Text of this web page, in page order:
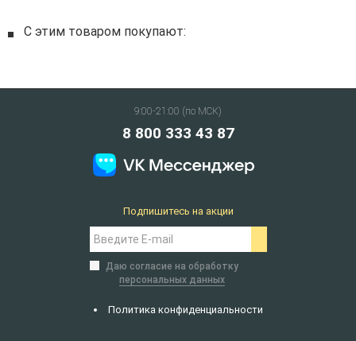
С этим товаром покупают:
9:00-21:00 (по МСК)
8 800 333 43 87
Политика конфиденциальности
Подпишитесь на акции
Даю согласие на обработку
персональных данных